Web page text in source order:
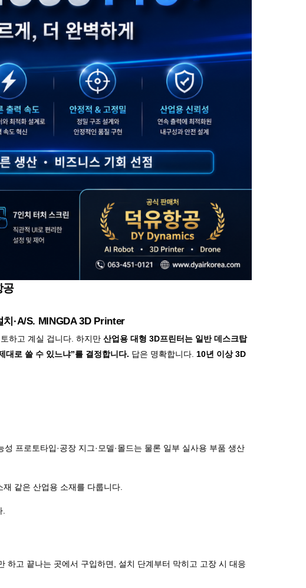
공
·A/S. MINGDA 3D Printer
하고 계실 겁니다. 하지만 산업용 대형 3D프린터는 일반 데스크탑
대로 쓸 수 있느냐”를 결정합니다. 답은 명확합니다. 10년 이상 3D
프로토타입·공장 지그·모델·몰드는 물론 일부 실사용 부품 생산
같은 산업용 소재를 다룹니다.
하고 끝나는 곳에서 구입하면, 설치 단계부터 막히고 고장 시 대응